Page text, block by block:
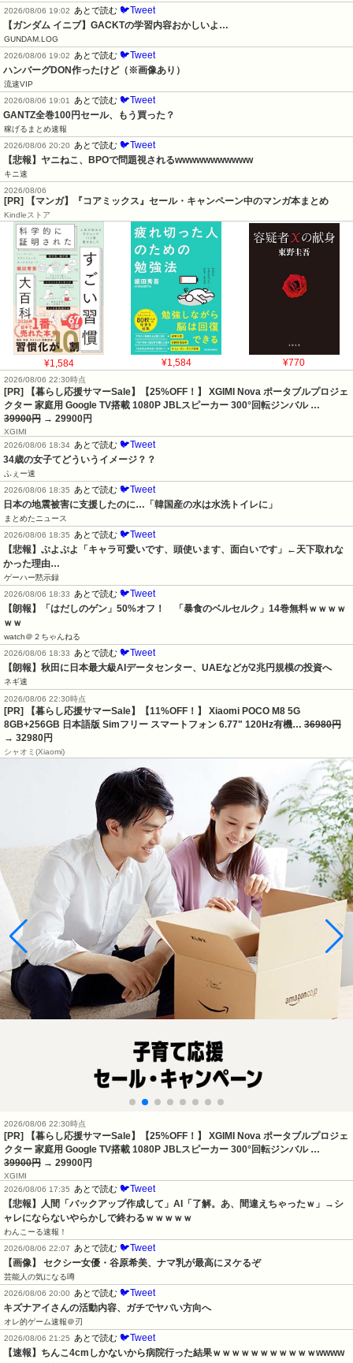
ハンバーグDON作ったけど（※画像あり）
流速VIP
2026/08/06 19:01
GANTZ全巻100円セール、もう買った？
稼げるまとめ速報
2026/08/06 20:20
【悲報】ヤニねこ、BPOで問題視されるwwwwwwwwwww
キニ速
2026/08/06
[PR] 【マンガ】『コアミックス』セール・キャンペーン中のマンガ本まとめ
Kindleストア
¥1,584 ¥1,584
2026/08/06 22:30時点
[PR] 【暮らし応援サマーSale】【25%OFF！】 XGIMI Nova ポータブルプロジェ
クター 家庭用 Google TV搭載 1080P JBLスピーカー 300°回転ジンバル …
39900円→ 29900円
XGIMI
2026/08/06 18:34 あとで読む
🐦Tweet
34歳の女子てどういうイメージ？？
ふぇー速
2026/08/06 18:35
日本の地震被害に支援したのに…「韓国産の水は水洗トイレに」
まとめたニュース
2026/08/06 18:35
【悲報】ぷよぷよ「キャラ可愛いです、頭使います、面白いです」←天下取れな
かった理由…
ゲーハー黙示録
2026/08/06 18:33
あとで読む 🐦Tweet
【朗報】「はだしのゲン」50%オフ！　「暴食のベルセルク」14巻無料ｗｗｗｗ
ｗｗ
watch＠２ちゃんねる
2026/08/06 18:33
あとで読む 🐦Tweet
【朗報】秋田に日本最大級AIデータセンター、UAEなどが2兆円規模の投資へ
ネギ速
2026/08/06 22:30時点
[PR] 【暮らし応援サマーSale】【11%OFF！】 Xiaomi POCO M8 5G
8GB+256GB 日本語版 Simフリー スマートフォン 6.77" 120Hz有機…36980円
→ 32980円
シャオミ(Xiaomi)
[PR] 【暮らし応援サマーSale】【25%OFF！】 XGIMI Nova ポータブルプロジェ
クター 家庭用 Google TV搭載 1080P JBLスピーカー 300°回転ジンバル …
39900円→ 29900円
XGIMI
2026/08/06 17:35
【悲報】人間「バックアップ作成して」AI「了解。あ、間違えちゃったｗ」→シ
ャレにならないやらかしで終わるｗｗｗｗｗ
わんこーる速報！
2026/08/06 22:07
【画像】 セクシー女優・谷原希美、ナマ乳が最高にヌケるぞ
芸能人の気になる噂
2026/08/06 20:00 あとで読む
キズナアイさんの活動内容、ガチでヤバい方向へ
オレ的ゲーム速報＠刃
2026/08/06 21:25 あとで読む
【速報】ちんこ4cmしかないから病院行った結果ｗｗｗｗｗｗｗｗｗｗｗwwww
バズッター速報